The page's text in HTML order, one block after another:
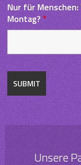
Nur für
Montag?*
Unsere